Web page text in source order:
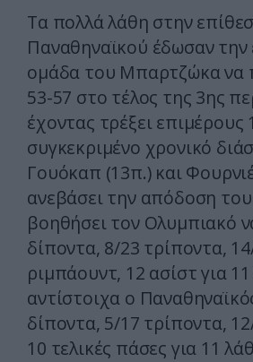
Τα πολλά λάθη στην
Παναθηναϊκού έδωσαν την
ομάδα του Μπαρτζώκα να
53-57 στο τέλος της 3ης
έχοντας τρέξει επιμέρους
συγκεκριμένο χρονικό
Γουόκαπ (13π.) και
ανεβάσει την απόδοση του
βοηθήσει τον Ολυμπιακό
δίποντα, 8/23 τρίποντα,
ριμπάουντ, 12 ασίστ για
αντίστοιχα ο
δίποντα, 5/17 τρίποντα,
10 τελικές πάσες για 11